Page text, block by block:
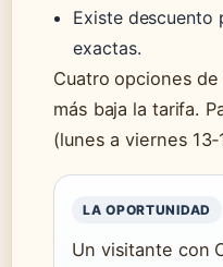
Existe descuento
exactas.
Cuatro opciones
más baja la tarifa.
(lunes a viernes
LA OPORTUNIDAD
Un visitante con